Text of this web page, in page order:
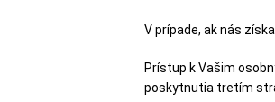
V prípade, ak nás
Prístup k Vašim
poskytnutia tretím